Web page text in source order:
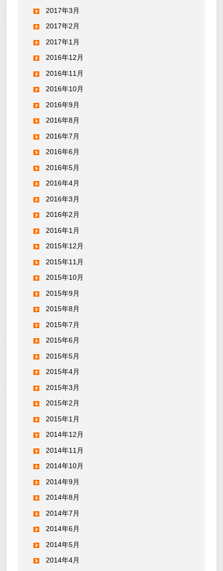
2017年3月
2017年2月
2017年1月
2016年12月
2016年11月
2016年10月
2016年9月
2016年8月
2016年7月
2016年6月
2016年5月
2016年4月
2016年3月
2016年2月
2016年1月
2015年12月
2015年11月
2015年10月
2015年9月
2015年8月
2015年7月
2015年6月
2015年5月
2015年4月
2015年3月
2015年2月
2015年1月
2014年12月
2014年11月
2014年10月
2014年9月
2014年8月
2014年7月
2014年6月
2014年5月
2014年4月